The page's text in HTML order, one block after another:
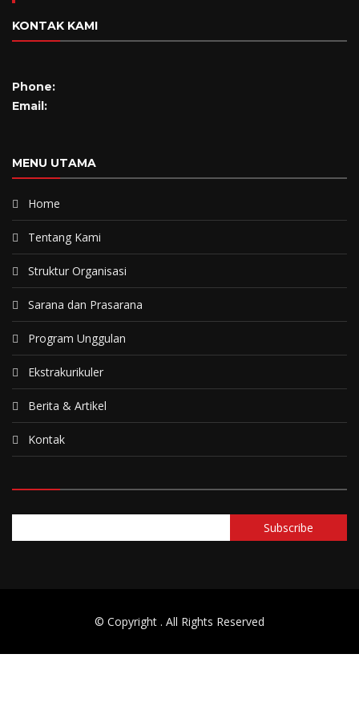
KONTAK KAMI
Phone:
Email:
MENU UTAMA
Home
Tentang Kami
Struktur Organisasi
Sarana dan Prasarana
Program Unggulan
Ekstrakurikuler
Berita & Artikel
Kontak
© Copyright . All Rights Reserved